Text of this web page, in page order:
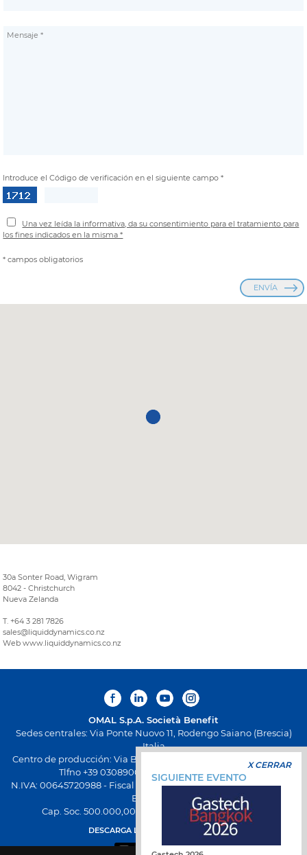
Introduce el Código de verificación en el siguiente campo *
Una vez leída la informativa, da su consentimiento para el tratamiento para
los fines indicados en la misma *
* campos obligatorios
ENVÍA
30a Sonter Road, Wigram
8042 - Christchurch
Nueva Zelanda
T. +64 3 281 7826
sales@liquiddynamics.co.nz
Web www.liquiddynamics.co.nz
OMAL S.p.A. Società Benefit
Sedes centrales: Via Ponte Nuovo 11, Rodengo Saiano (Brescia)
Italia
Centro de producción: Via Brognolo 12, Passirano (Brescia) Italia
Tlfno +39 0308900145 Fax +39 0308900423
N.IVA: 00645720988 - Fiscal Code: 01661640175 - Inscripción REA
BS-258271
Cap. Soc. 500.000,00 € totalmente desembolsado
DESCARGA LA NUEVA APP OMAL
X CERRAR
SIGUIENTE EVENTO